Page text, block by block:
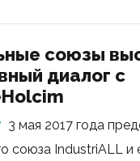
союзы
диалог с
3 мая 2017 года
союза IndustriALL и